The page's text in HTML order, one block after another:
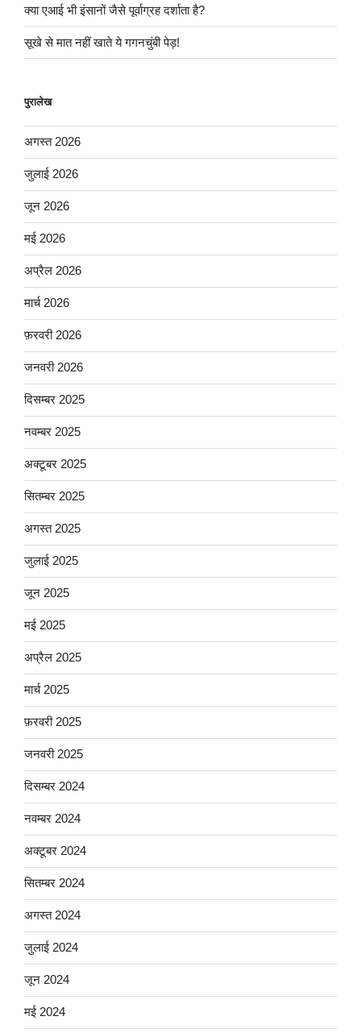
क्या एआई भी इंसानों जैसे पूर्वाग्रह दर्शाता है?
सूखे से मात नहीं खाते ये गगनचुंबी पेड़!
पुरालेख
अगस्त 2026
जुलाई 2026
जून 2026
मई 2026
अप्रैल 2026
मार्च 2026
फ़रवरी 2026
जनवरी 2026
दिसम्बर 2025
नवम्बर 2025
अक्टूबर 2025
सितम्बर 2025
अगस्त 2025
जुलाई 2025
जून 2025
मई 2025
अप्रैल 2025
मार्च 2025
फ़रवरी 2025
जनवरी 2025
दिसम्बर 2024
नवम्बर 2024
अक्टूबर 2024
सितम्बर 2024
अगस्त 2024
जुलाई 2024
जून 2024
मई 2024